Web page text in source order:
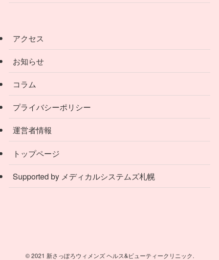
アクセス
お知らせ
コラム
プライバシーポリシー
運営者情報
トップページ
Supported by メディカルシステムズ札幌
©2021 新さっぽろウィメンズ ヘルス&ビューティークリニック.